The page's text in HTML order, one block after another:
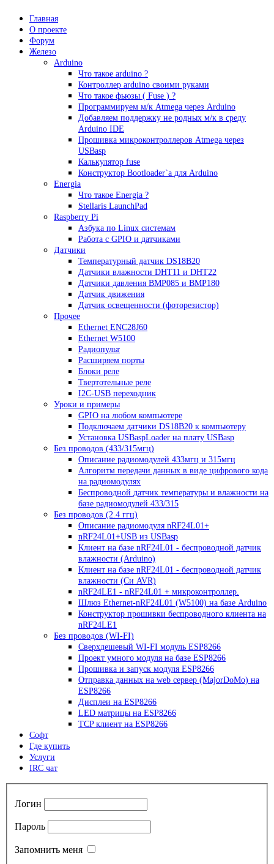
Главная
О проекте
Форум
Железо
Arduino
Что такое аrduino ?
Контроллер arduino своими руками
Что такое фьюзы ( Fuse ) ?
Программируем м/к Atmega через Arduino
Добавляем поддержку не родных м/к в среду
Arduino IDE
Прошивка микроконтроллеров Atmega через
USBasp
Калькулятор fuse
Конструктор Bootloader`а для Arduino
Energia
Что такое Energia ?
Stellaris LaunchPad
Raspberry Pi
Азбука по Linux системам
Работа с GPIO и датчиками
Датчики
Температурный датчик DS18B20
Датчики влажности DHT11 и DHT22
Датчики давления BMP085 и BMP180
Датчик движения
Датчик освещенности (фоторезистор)
Прочее
Ethernet ENC28J60
Ethernet W5100
Радиопульт
Расширяем порты
Блоки реле
Твертотельные реле
I2C-USB переходник
Уроки и примеры
GPIO на любом компьютере
Подключаем датчики DS18B20 к компьютеру
Установка USBaspLoader на плату USBasp
Без проводов (433/315мгц)
Описание радиомодулей 433мгц и 315мгц
Алгоритм передачи данных в виде цифрового кода
на радиомодулях
Беспроводной датчик температуры и влажности на
базе радиомодулей 433/315
Без проводов (2.4 ггц)
Описание радиомодуля nRF24L01+
nRF24L01+USB из USBasp
Клиент на базе nRF24L01 - беспроводной датчик
влажности (Arduino)
Клиент на базе nRF24L01 - беспроводной датчик
влажности (Си AVR)
nRF24LE1 - nRF24L01 + микроконтроллер.
Шлюз Ethernet-nRF24L01 (W5100) на базе Arduino
Конструктор прошивки беспроводного клиента на
nRF24LE1
Без проводов (WI-FI)
Сверхдешевый WI-FI модуль ESP8266
Проект умного модуля на базе ESP8266
Прошивка и запуск модуля ESP8266
Отправка данных на web сервер (MajorDoMo) на
ESP8266
Дисплеи на ESP8266
LED матрицы на ESP8266
TCP клиент на ESP8266
Софт
Где купить
Услуги
IRC чат
Логин
Пароль
Запомнить меня